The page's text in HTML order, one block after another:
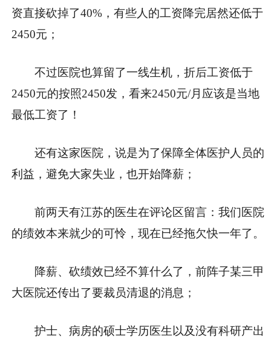
资直接砍掉了40%，有些人的工资降完居然还低于
2450元；
不过医院也算留了一线生机，折后工资低于
2450元的按照2450发，看来2450元/月应该是当地
最低工资了！
还有这家医院，说是为了保障全体医护人员的
利益，避免大家失业，也开始降薪；
前两天有江苏的医生在评论区留言：我们医院
的绩效本来就少的可怜，现在已经拖欠快一年了。
降薪、砍绩效已经不算什么了，前阵子某三甲
大医院还传出了要裁员清退的消息；
护士、病房的硕士学历医生以及没有科研产出